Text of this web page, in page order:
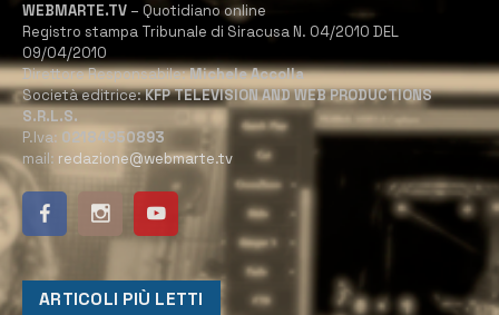
WEBMARTE.TV – Quotidiano online
Registro stampa Tribunale di Siracusa N. 04/2010 DEL
09/04/2010
Direttore Responsabile:Michele Accolla
Società editrice:KFP TELEVISION AND WEB PRODUCTIONS
S.R.L.S.
P.Iva: 02184950893
mail: redazione@webmarte.tv
ARTICOLI PIÙ LETTI